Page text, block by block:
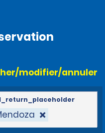
modifier/annuler